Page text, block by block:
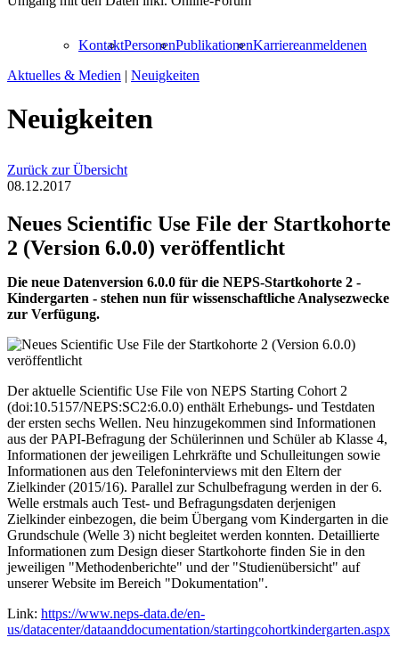
KontaktPersonenPublikationenKarriereanmeldenen
Aktuelles & Medien | Neuigkeiten
Neuigkeiten
Zurück zur Übersicht
08.12.2017
Neues Scientific Use File der Startkohorte
2 (Version 6.0.0) veröffentlicht
Die neue Datenversion 6.0.0 für die NEPS-Startkohorte 2 -
Kindergarten - stehen nun für wissenschaftliche Analysezwecke
zur Verfügung.
Der aktuelle Scientific Use File von NEPS Starting Cohort 2
(doi:10.5157/NEPS:SC2:6.0.0) enthält Erhebungs- und Testdaten
der ersten sechs Wellen. Neu hinzugekommen sind Informationen
aus der PAPI-Befragung der Schülerinnen und Schüler ab Klasse 4,
Informationen der jeweiligen Lehrkräfte und Schulleitungen sowie
Informationen aus den Telefoninterviews mit den Eltern der
Zielkinder (2015/16). Parallel zur Schulbefragung werden in der 6.
Welle erstmals auch Test- und Befragungsdaten derjenigen
Zielkinder einbezogen, die beim Übergang vom Kindergarten in die
Grundschule (Welle 3) nicht begleitet werden konnten. Detaillierte
Informationen zum Design dieser Startkohorte finden Sie in den
jeweiligen "Methodenberichte" und der "Studienübersicht" auf
unserer Website im Bereich "Dokumentation".
Link: https://www.neps-data.de/en-
us/datacenter/dataanddocumentation/startingcohortkindergarten.aspx